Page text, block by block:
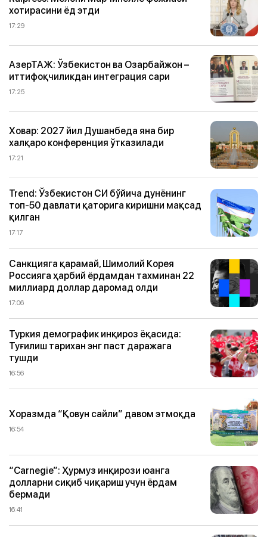
хотирасини ёд этди
17:29
АзерТАЖ: Ўзбекистон ва Озарбайжон –
иттифоқчиликдан интеграция сари
17:25
Ховар: 2027 йил Душанбеда яна бир
халқаро конференция ўтказилади
17:21
Trend: Ўзбекистон СИ бўйича дунёнинг
топ-50 давлати қаторига киришни мақсад
қилган
17:17
Санкцияга қарамай, Шимолий Корея
Россияга ҳарбий ёрдамдан тахминан 22
миллиард доллар даромад олди
17:06
Туркия демографик инқироз ёқасида:
Туғилиш тарихан энг паст даражага
тушди
16:56
Хоразмда “Қовун сайли” давом этмоқда
16:54
“Carnegie”: Ҳурмуз инқирози юанга
долларни сиқиб чиқариш учун ёрдам
бермади
16:41